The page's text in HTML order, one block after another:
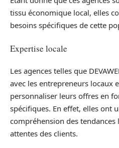
tissu économique local, elles
besoins spécifiques de cette
Expertise locale
Les agences telles que
avec les entrepreneurs locaux
personnaliser leurs offres en
spécifiques. En effet, elles ont
compréhension des tendances
attentes des clients.